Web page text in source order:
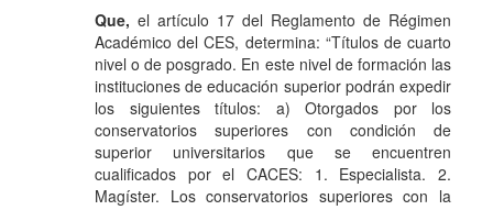
Que, el artículo 17 del Reglamento de Régimen
Académico del CES, determina: “Títulos de cuarto
nivel o de posgrado. En este nivel de formación las
instituciones de educación superior podrán expedir
los siguientes títulos: a) Otorgados por los
conservatorios superiores con condición de
superior universitarios que se encuentren
cualificados por el CACES: 1. Especialista. 2.
Magíster. Los conservatorios superiores con la